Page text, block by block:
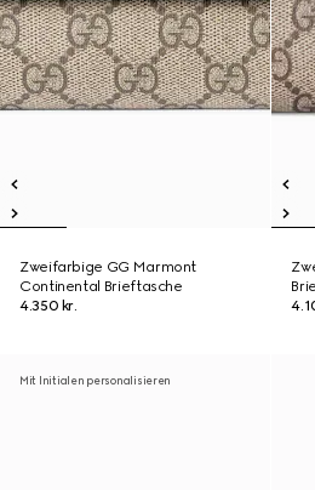
Zweifarbige GG Marmont
Continental Brieftasche
4.350 kr.
Mit Initialen personalisieren